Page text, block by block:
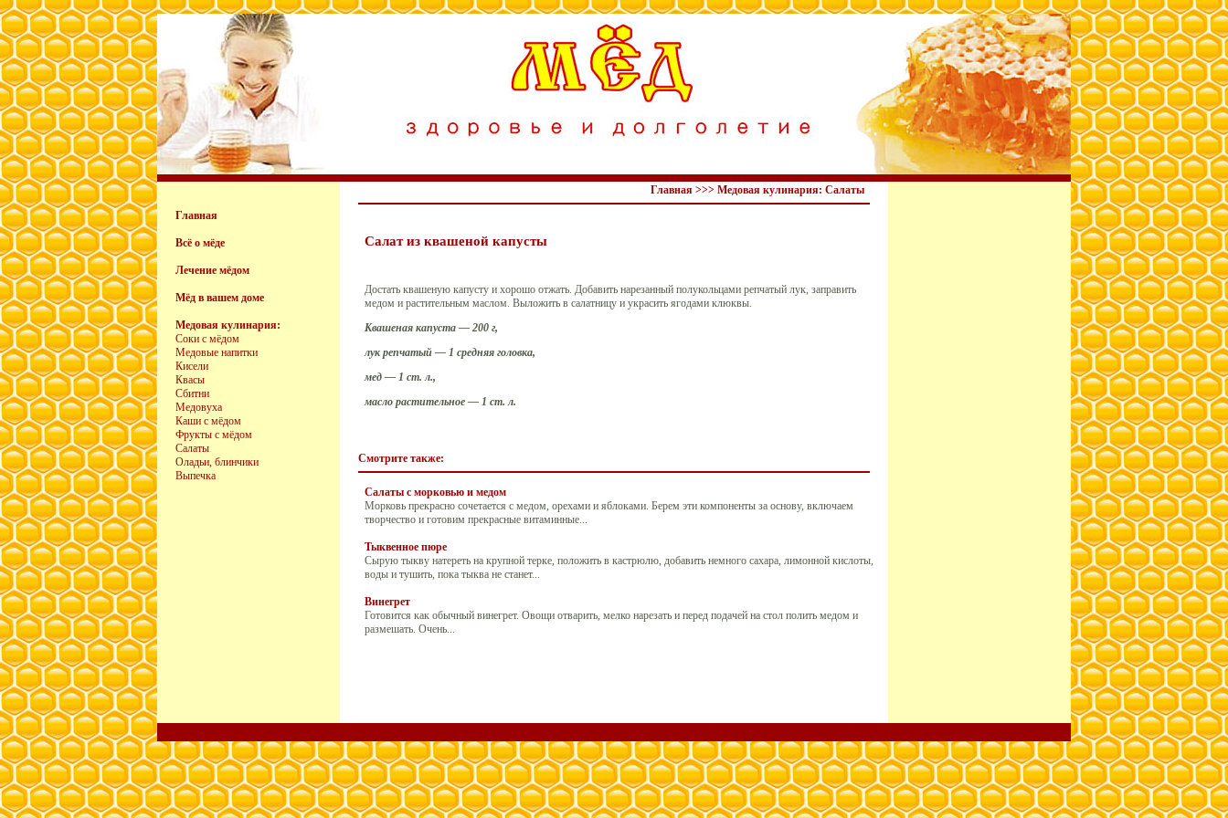
Главная
Всё о мёде
Лечение мёдом
Мёд в вашем доме
Медовая кулинария:
Соки с мёдом
Медовые напитки
Кисели
Квасы
Сбитни
Медовуха
Каши с мёдом
Фрукты с мёдом
Салаты
Оладьи, блинчики
Выпечка
Главная >>> Медовая кулинария: Салаты
Салат из квашеной капусты
Достать квашеную капусту и хорошо отжать. Добавить нарезанный полукольцами репчатый лук, заправить
медом и растительным маслом. Выложить в салатницу и украсить ягодами клюквы.
Квашеная капуста — 200 г,
лук репчатый — 1 средняя головка,
мед — 1 ст. л.,
масло растительное — 1 ст. л.
Смотрите также:
Салаты с морковью и медом
Морковь прекрасно сочетается с медом, орехами и яблоками. Берем эти компоненты за основу, включаем
творчество и готовим прекрасные витаминные...
Тыквенное пюре
Сырую тыкву натереть на крупной терке, положить в кастрюлю, добавить немного сахара, лимонной кислоты,
воды и тушить, пока тыква не станет...
Винегрет
Готовится как обычный винегрет. Овощи отварить, мелко нарезать и перед подачей на стол полить медом и
размешать. Очень...